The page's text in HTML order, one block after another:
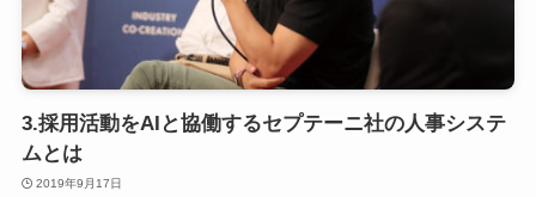
3.採用活動をAIと協働するセプテーニ社の人事システ
ムとは
2019年9月17日